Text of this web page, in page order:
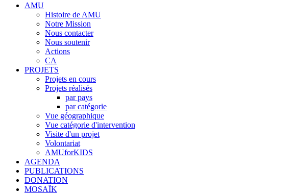
AMU
Histoire de AMU
Notre Mission
Nous contacter
Nous soutenir
Actions
CA
PROJETS
Projets en cours
Projets réalisés
par pays
par catégorie
Vue géographique
Vue catégorie d'intervention
Visite d'un projet
Volontariat
AMUforKIDS
AGENDA
PUBLICATIONS
DONATION
MOSAÏK